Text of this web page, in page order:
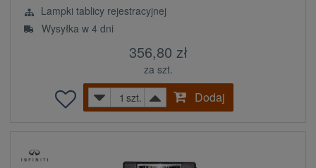
Lampki tablicy rejestracyjnej
Wysyłka w 4 dni
356,80 zł
za szt.
szt.
Dodaj